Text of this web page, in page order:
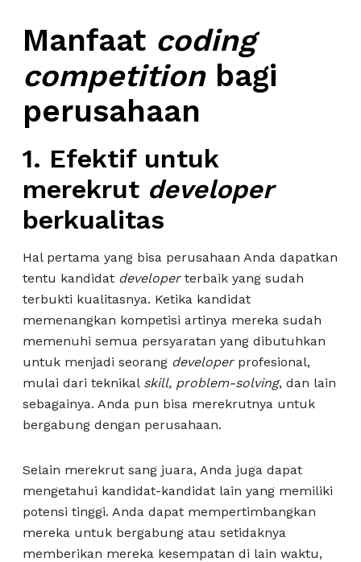
Manfaat coding
competitionbagi
perusahaan
1. Efektif untuk
merekrut developer
berkualitas
Hal pertama yang bisa perusahaan Anda dapatkan
tentu kandidat developerterbaik yang sudah
terbukti kualitasnya. Ketika kandidat
memenangkan kompetisi artinya mereka sudah
memenuhi semua persyaratan yang dibutuhkan
untuk menjadi seorang developer profesional,
mulai dari teknikal skill, problem-solving, dan lain
sebagainya. Anda pun bisa merekrutnya untuk
bergabung dengan perusahaan.
Selain merekrut sang juara, Anda juga dapat
mengetahui kandidat-kandidat lain yang memiliki
potensi tinggi. Anda dapat mempertimbangkan
mereka untuk bergabung atau setidaknya
memberikan mereka kesempatan di lain waktu,